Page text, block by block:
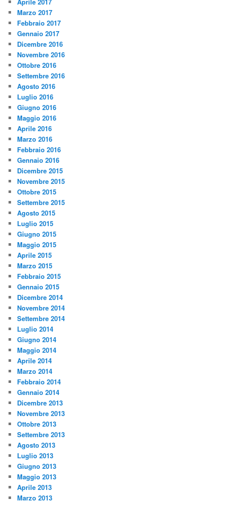
Marzo 2017
Febbraio 2017
Gennaio 2017
Dicembre 2016
Novembre 2016
Ottobre 2016
Settembre 2016
Agosto 2016
Luglio 2016
Giugno 2016
Maggio 2016
Aprile 2016
Marzo 2016
Febbraio 2016
Gennaio 2016
Dicembre 2015
Novembre 2015
Ottobre 2015
Settembre 2015
Agosto 2015
Luglio 2015
Giugno 2015
Maggio 2015
Aprile 2015
Marzo 2015
Febbraio 2015
Gennaio 2015
Dicembre 2014
Novembre 2014
Settembre 2014
Luglio 2014
Giugno 2014
Maggio 2014
Aprile 2014
Marzo 2014
Febbraio 2014
Gennaio 2014
Dicembre 2013
Novembre 2013
Ottobre 2013
Settembre 2013
Agosto 2013
Luglio 2013
Giugno 2013
Maggio 2013
Aprile 2013
Marzo 2013